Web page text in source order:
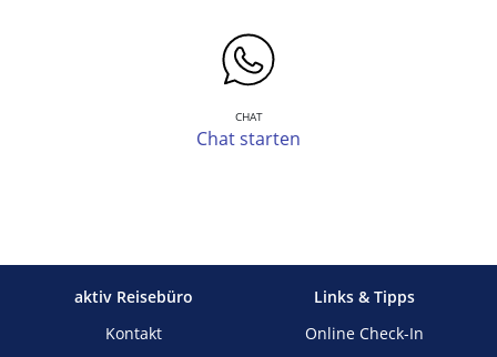
CHAT
Chat starten
aktiv Reisebüro
Kontakt
Links & Tipps
Online Check-In